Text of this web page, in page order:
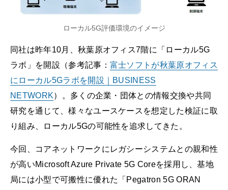
ローカル5G評価環境のイメージ
同社は昨年10月、秋葉原オフィス7階に「ローカル5G
ラボ」を開設（参考記事： 富士ソフトが秋葉原オフィス
にローカル5Gラボを開設｜BUSINESS
NETWORK）。多くの企業・団体との情報交換や共同
研究を通じて、様々なユースケースを想定した検証に取
り組み、ローカル5Gの可能性を追求してきた。
今回、コアネットワークにレガシーシステムとの親和性
が高いMicrosoft Azure Private 5G Coreを採用し、基地
局には小型で可搬性に優れた「Pegatron 5G ORAN